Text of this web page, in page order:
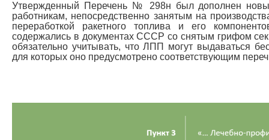
Утвержденный Перечень № 298н был дополнен
работникам, непосредственно занятым на
переработкой ракетного топлива и его
содержались в документах СССР со снятым грифом
обязательно учитывать, что ЛПП могут выдаваться
для которых оно предусмотрено соответствующим